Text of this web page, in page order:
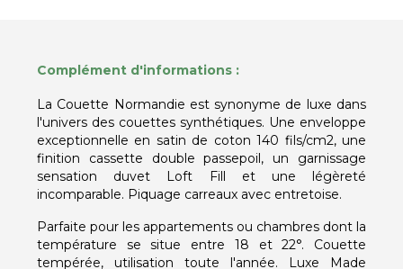
Complément d'informations :
La Couette Normandie est synonyme de luxe dans
l'univers des couettes synthétiques. Une enveloppe
exceptionnelle en satin de coton 140 fils/cm2, une
finition cassette double passepoil, un garnissage
sensation duvet Loft Fill et une légèreté
incomparable. Piquage carreaux avec entretoise.
Parfaite pour les appartements ou chambres dont la
température se situe entre 18 et 22°. Couette
tempérée, utilisation toute l'année. Luxe Made